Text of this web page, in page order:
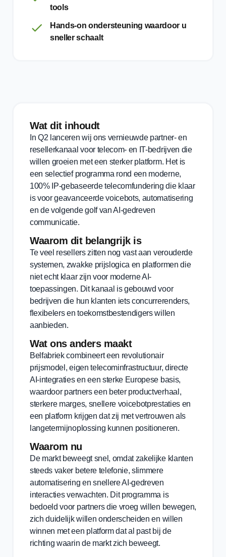
tools
Hands-on ondersteuning waardoor u
sneller schaalt
Wat dit inhoudt
In Q2 lanceren wij ons vernieuwde partner- en
resellerkanaal voor telecom- en IT-bedrijven die
willen groeien met een sterker platform. Het is
een selectief programma rond een moderne,
100% IP-gebaseerde telecomfundering die klaar
is voor geavanceerde voicebots, automatisering
en de volgende golf van AI-gedreven
communicatie.
Waarom dit belangrijk is
Te veel resellers zitten nog vast aan verouderde
systemen, zwakke prijslogica en platformen die
niet echt klaar zijn voor moderne AI-
toepassingen. Dit kanaal is gebouwd voor
bedrijven die hun klanten iets concurrerenders,
flexibelers en toekomstbestendigers willen
aanbieden.
Wat ons anders maakt
Belfabriek combineert een revolutionair
prijsmodel, eigen telecominfrastructuur, directe
AI-integraties en een sterke Europese basis,
waardoor partners een beter productverhaal,
sterkere marges, snellere voicebotprestaties en
een platform krijgen dat zij met vertrouwen als
langetermijnoplossing kunnen positioneren.
Waarom nu
De markt beweegt snel, omdat zakelijke klanten
steeds vaker betere telefonie, slimmere
automatisering en snellere AI-gedreven
interacties verwachten. Dit programma is
bedoeld voor partners die vroeg willen bewegen,
zich duidelijk willen onderscheiden en willen
winnen met een platform dat al past bij de
richting waarin de markt zich beweegt.